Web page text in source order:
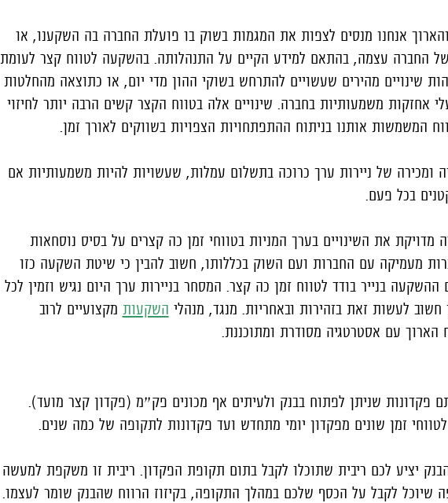
אנחנו מנסים לצפות את המגמות בשוק בו פועלת החברה בה השקענו, או
החברה עצמה, בהתאם למידע הקיים על התנהלותה. בהשקעה לטווח קצר לעומת
שינויים מהירים שעשויים להתרחש בשוקי ההון מדי יום, או כתוצאה מהחלטות
אחזקות משמעותיות בחברה. שינויים אלה בטווח הקצר קשים הרבה יותר לחיזוי
המשמשות אותנו בניתוח ההתפתחויות הצפויות בשווקים לאורך זמן.
ומכירה של ניירות ערך כרוכה בתשלום עמלות, שעשויות להיות משמעותיות אם
בכל פעם.
מדויקת את השינויים בערך המניות בטווחי זמן כה קצרים על בסיס נוסחאות
מעמיקה עם החברות ועם השוק בכללותו, חשוב להבין כי שיטת השקעה כזו
ההשקעה בנייר בודד לטווח זמן כה קצר. המסחר בניירות ערך היום נגיש וזמין לכל
לעשות זאת בזהירות ובאחריות. מנגד, מנהלי השקעות מקצועיים לרוב
עם אסטרטגיה מסודרת ומתוכננת.
פקדונות שניתן לפתוח בבנק ולעיתים אף מכונים פק״מ (פקדון קצר מועד).
זמן שונים מפקדון יומי מתחדש ועד פקדונות לתקופה של כמה שנים.
יציע לכם ריבית שתוכלו לקבל בתום תקופת הפקדון. ריבית זו משקפת למעשה
לקבל על הכסף שלכם במהלך התקופה, בקיזוז הרווח שהבנק שומר לעצמו.